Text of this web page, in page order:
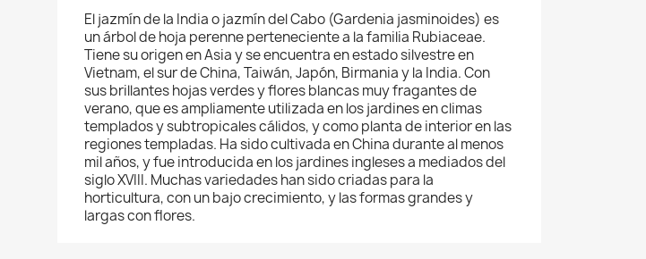
El jazmín de la India o jazmín del Cabo (Gardenia jasminoides) es
un árbol de hoja perenne perteneciente a la familia Rubiaceae.
Tiene su origen en Asia y se encuentra en estado silvestre en
Vietnam, el sur de China, Taiwán, Japón, Birmania y la India. Con
sus brillantes hojas verdes y flores blancas muy fragantes de
verano, que es ampliamente utilizada en los jardines en climas
templados y subtropicales cálidos, y como planta de interior en las
regiones templadas. Ha sido cultivada en China durante al menos
mil años, y fue introducida en los jardines ingleses a mediados del
siglo XVIII. Muchas variedades han sido criadas para la
horticultura, con un bajo crecimiento, y las formas grandes y
largas con flores.